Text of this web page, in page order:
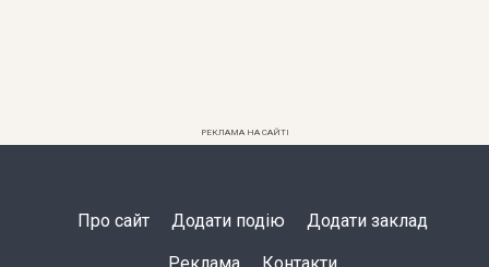
РЕКЛАМА НА САЙТІ
Про сайт Додати подію Додати заклад
Реклама Контакти